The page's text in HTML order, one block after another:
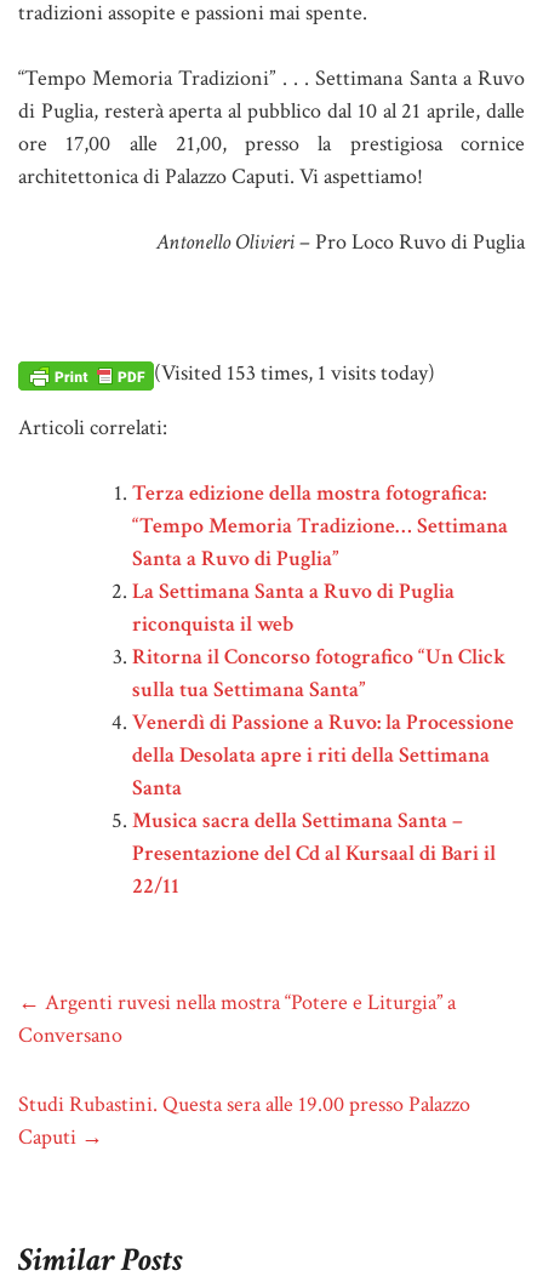
tradizioni assopite e passioni mai spente.
“Tempo Memoria Tradizioni” . . . Settimana Santa a Ruvo
di Puglia, resterà aperta al pubblico dal 10 al 21 aprile, dalle
ore 17,00 alle 21,00, presso la prestigiosa cornice
architettonica di Palazzo Caputi. Vi aspettiamo!
Antonello Olivieri– Pro Loco Ruvo di Puglia
(Visited 153 times, 1 visits today)
Articoli correlati:
Terza edizione della mostra fotografica:
“Tempo Memoria Tradizione… Settimana
Santa a Ruvo di Puglia”
La Settimana Santa a Ruvo di Puglia
riconquista il web
Ritorna il Concorso fotografico “Un Click
sulla tua Settimana Santa”
Venerdì di Passione a Ruvo: la Processione
della Desolata apre i riti della Settimana
Santa
Musica sacra della Settimana Santa –
Presentazione del Cd al Kursaal di Bari il
22/11
← Argenti ruvesi nella mostra “Potere e Liturgia” a
Conversano
Studi Rubastini. Questa sera alle 19.00 presso Palazzo
Caputi →
Similar Posts